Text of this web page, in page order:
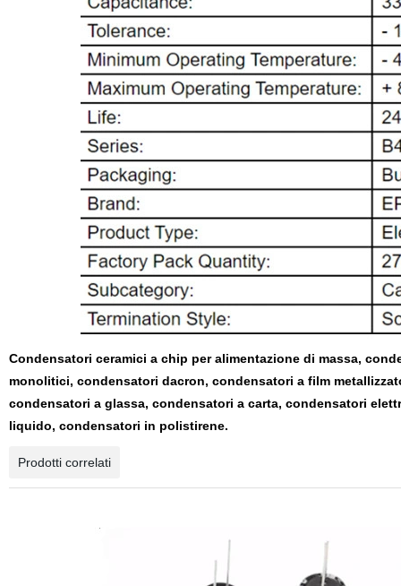
Condensatori ceramici a chip per alimentazione di massa,
monolitici, condensatori dacron, condensatori a film
condensatori a glassa, condensatori a carta, condensatori
liquido, condensatori in polistirene.
Prodotti correlati